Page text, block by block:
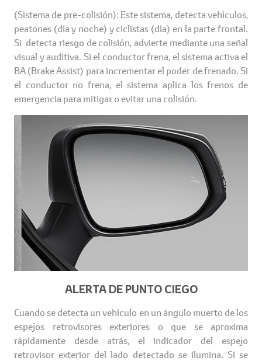
(Sistema de pre-colisión): Este sistema, detecta vehículos,
peatones (día y noche) y ciclistas (día) en la parte frontal.
Si detecta riesgo de colisión, advierte mediante una señal
visual y auditiva. Si el conductor frena, el sistema activa el
BA (Brake Assist) para incrementar el poder de frenado. Si
el conductor no frena, el sistema aplica los frenos de
emergencia para mitigar o evitar una colisión.
ALERTA DE PUNTO CIEGO
Cuando se detecta un vehículo en un ángulo muerto de los
espejos retrovisores exteriores o que se aproxima
rápidamente desde atrás, el indicador del espejo
retrovisor exterior del lado detectado se ilumina. Si se